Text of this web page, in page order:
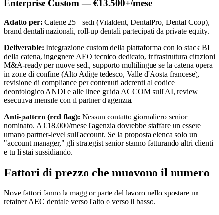
Enterprise Custom — €13.500+/mese
Adatto per: Catene 25+ sedi (Vitaldent, DentalPro, Dental Coop),
brand dentali nazionali, roll-up dentali partecipati da private equity.
Deliverable: Integrazione custom della piattaforma con lo stack BI
della catena, ingegnere AEO tecnico dedicato, infrastruttura citazioni
M&A-ready per nuove sedi, supporto multilingue se la catena opera
in zone di confine (Alto Adige tedesco, Valle d'Aosta francese),
revisione di compliance per contenuti aderenti al codice
deontologico ANDI e alle linee guida AGCOM sull'AI, review
esecutiva mensile con il partner d'agenzia.
Anti-pattern (red flag): Nessun contatto giornaliero senior
nominato. A €18.000/mese l'agenzia dovrebbe staffare un essere
umano partner-level sull'account. Se la proposta elenca solo un
"account manager," gli strategist senior stanno fatturando altri clienti
e tu li stai sussidiando.
Fattori di prezzo che muovono il numero
Nove fattori fanno la maggior parte del lavoro nello spostare un
retainer AEO dentale verso l'alto o verso il basso.